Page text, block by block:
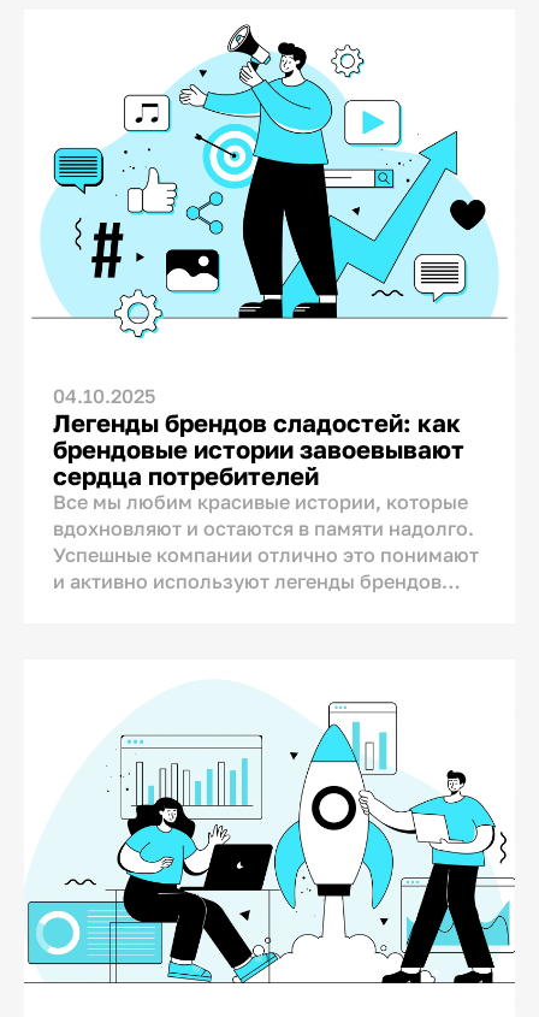
от жары в чиллю. Оно стало частью
культурного кода, инструментом
проявления заботы и украшением
дастархана. В этом аналитическом обзоре
— цифры, реальные кейсы и стратегии,
заточенные под узбекский рынок.
04.10.2025
Легенды брендов сладостей: как
брендовые истории завоевывают
сердца потребителей
Все мы любим красивые истории, которые
вдохновляют и остаются в памяти надолго.
Успешные компании отлично это понимают
и активно используют легенды брендов
жизнью: потребитель воспринимает такую
историю не как навязчивую рекламу, а как
увлекательный рассказ, который он охотно
запоминает и делится с другими.